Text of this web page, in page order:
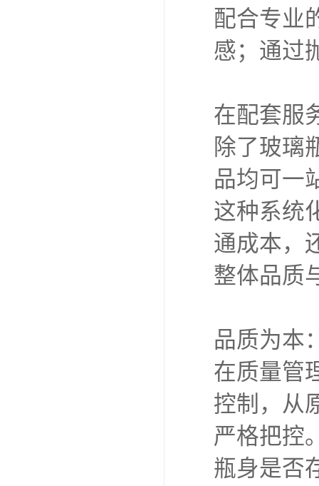
配合专业
感；通过
在配套服
除了玻璃
品均可一
这种系统
通成本，
整体品质
品质为本
在质量管
控制，从
严格把控
瓶身是否